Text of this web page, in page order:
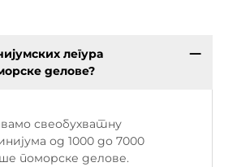
легура
делове?
свеобухватну
од 1000 до 7000
поморске делове.